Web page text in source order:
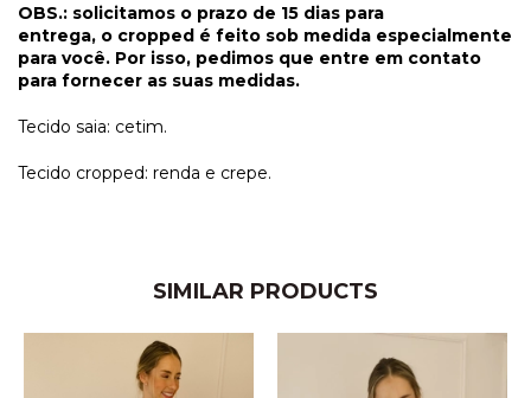
OBS.: solicitamos o prazo de 15 dias para
entrega, o cropped é feito sob medida especialmente
para você. Por isso, pedimos que entre em contato
para fornecer as suas medidas.
Tecido saia: cetim.
Tecido cropped: renda e crepe.
SIMILAR PRODUCTS